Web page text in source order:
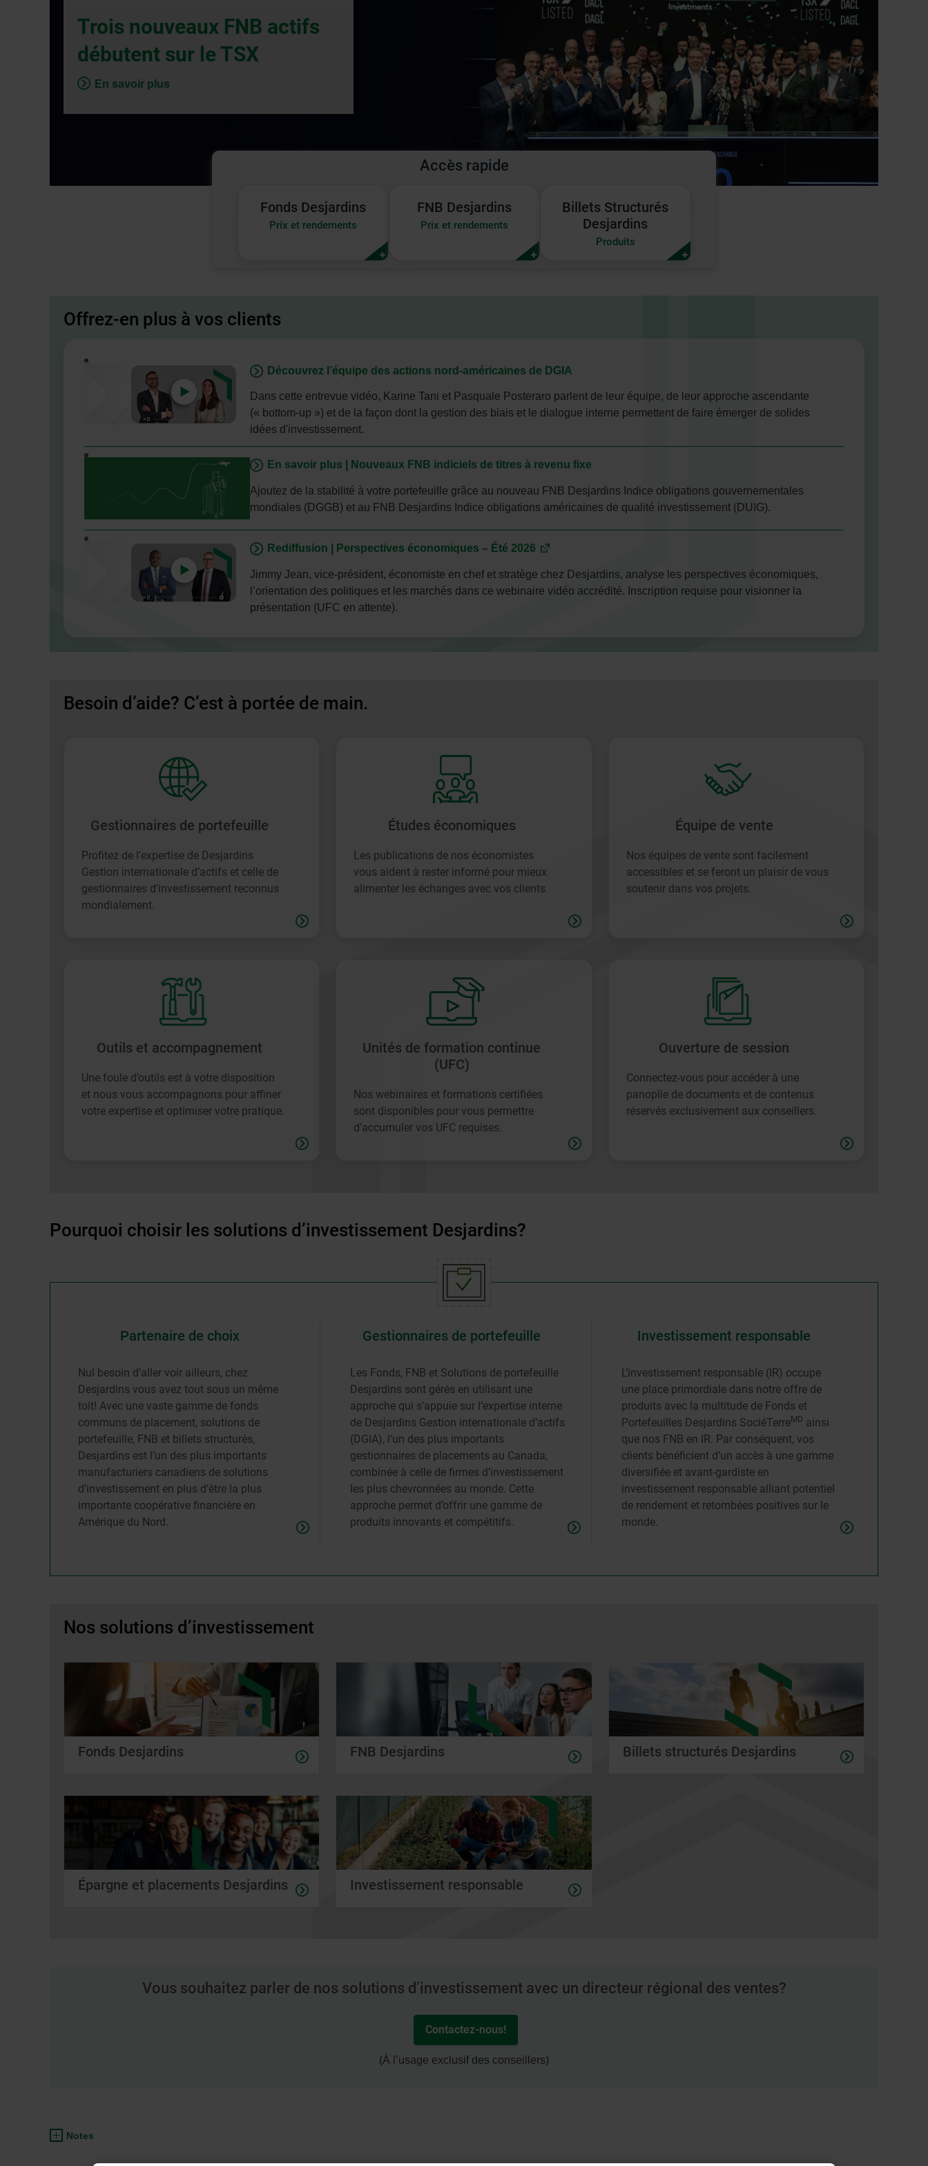
de
la
Trois nouveaux FNB actifs
débutent sur le TSX
En savoir plus
Accès rapide
Fonds
Desjardins
Fonds Desjardins
Prix et rendements
FNB
Desjardins
FNB Desjardins
Prix et rendements
Billets
Structurés
Desjardins
Billets Structurés
Desjardins
Produits
Offrez-en plus à vos clients
- Cet
fenêtre.
Découvrez l’équipe des actions nord-américaines de DGIA
Dans cette entrevue vidéo, Karine Tani et Pasquale Posteraro parlent de leur équipe, de leur approche ascendante
(« bottom-up ») et de la façon dont la gestion des biais et le dialogue interne permettent de faire émerger de solides
idées d'investissement.
En savoir plus | Nouveaux FNB indiciels de titres à revenu fixe
Ajoutez de la stabilité à votre portefeuille grâce au nouveau FNB Desjardins Indice obligations gouvernementales
mondiales (DGGB) et au FNB Desjardins Indice obligations américaines de qualité investissement (DUIG).
- Lien
Rediffusion | Perspectives économiques – Été 2026
Jimmy Jean, vice-président, économiste en chef et stratège chez Desjardins, analyse les perspectives économiques,
l’orientation des politiques et les marchés dans ce webinaire vidéo accrédité. Inscription requise pour visionner la
présentation (UFC en attente).
Besoin d’aide? C’est à portée de main.
Gestionnaires de portefeuille
Profitez de l’expertise de Desjardins
Gestion internationale d’actifs et celle de
gestionnaires d’investissement reconnus
mondialement.
Études économiques
Les publications de nos économistes
vous aident à rester informé pour mieux
alimenter les échanges avec vos clients.
Équipe de vente
Nos équipes de vente sont facilement
accessibles et se feront un plaisir de vous
soutenir dans vos projets.
Outils et accompagnement
Une foule d’outils est à votre disposition
et nous vous accompagnons pour affiner
votre expertise et optimiser votre pratique.
Unités de formation continue
(UFC)
Nos webinaires et formations certifiées
sont disponibles pour vous permettre
d’accumuler vos UFC requises.
Ouverture de session
Connectez-vous pour accéder à une
panoplie de documents et de contenus
réservés exclusivement aux conseillers.
Pourquoi choisir les solutions d’investissement Desjardins?
Partenaire de choix
Nul besoin d’aller voir ailleurs, chez
Desjardins vous avez tout sous un même
toit! Avec une vaste gamme de fonds
communs de placement, solutions de
portefeuille, FNB et billets structurés,
Desjardins est l’un des plus importants
manufacturiers canadiens de solutions
d’investissement en plus d’être la plus
importante coopérative financière en
Amérique du Nord.
Gestionnaires de portefeuille
Les Fonds, FNB et Solutions de portefeuille
Desjardins sont gérés en utilisant une
approche qui s’appuie sur l’expertise interne
de Desjardins Gestion internationale d’actifs
(DGIA), l’un des plus importants
gestionnaires de placements au Canada,
combinée à celle de firmes d’investissement
les plus chevronnées au monde. Cette
approche permet d’offrir une gamme de
produits innovants et compétitifs.
Investissement responsable
L’investissement responsable (IR) occupe
une place primordiale dans notre offre de
produits avec la multitude de Fonds et
Portefeuilles Desjardins SociéTerreMD ainsi
que nos FNB en IR. Par conséquent, vos
clients bénéficient d’un accès à une gamme
diversifiée et avant-gardiste en
investissement responsable alliant potentiel
de rendement et retombées positives sur le
monde.
Nos solutions d’investissement
Fonds Desjardins FNB Desjardins Billets structurés Desjardins
Épargne et placements Desjardins Investissement responsable
Vous souhaitez parler de nos solutions d’investissement avec un directeur régional des ventes?
Contactez-nous!
(À l’usage exclusif des conseillers)
Notes